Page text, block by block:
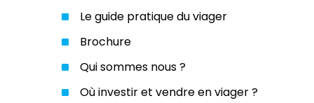
Le guide pratique du viager
Brochure
Qui sommes nous ?
Où investir et vendre en viager ?